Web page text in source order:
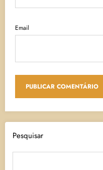
Email
Pesquisar